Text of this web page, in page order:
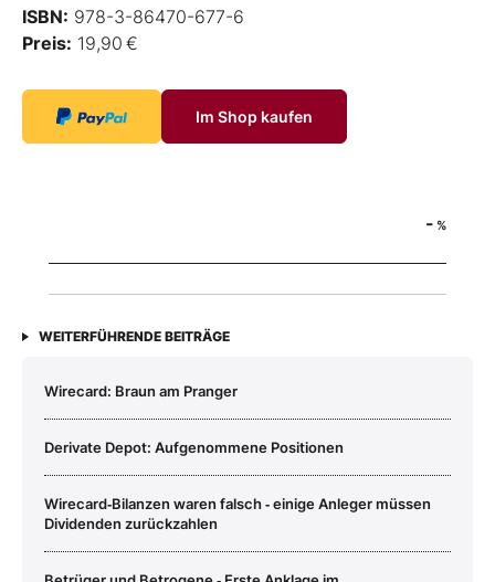
ISBN: 978-3-86470-677-6
Preis: 19,90 €
Im Shop kaufen
- %
WEITERFÜHRENDE BEITRÄGE
Wirecard: Braun am Pranger
Derivate Depot: Aufgenommene Positionen
Wirecard‑Bilanzen waren falsch ‑ einige Anleger müssen
Dividenden zurückzahlen